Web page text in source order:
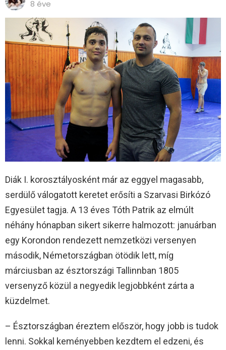
8 éve
Diák I. korosztályosként már az eggyel magasabb,
serdülő válogatott keretet erősíti a Szarvasi Birkózó
Egyesület tagja. A 13 éves Tóth Patrik az elmúlt
néhány hónapban sikert sikerre halmozott: januárban
egy Korondon rendezett nemzetközi versenyen
második, Németországban ötödik lett, míg
márciusban az észtországi Tallinnban 1805
versenyző közül a negyedik legjobbként zárta a
küzdelmet.
– Észtországban éreztem először, hogy jobb is tudok
lenni. Sokkal keményebben kezdtem el edzeni, és